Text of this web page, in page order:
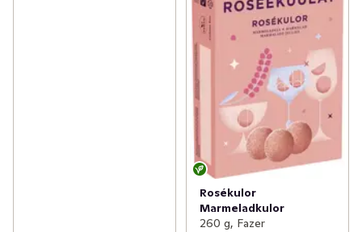
Rosékulor
Marmeladkulor
260 g, Fazer